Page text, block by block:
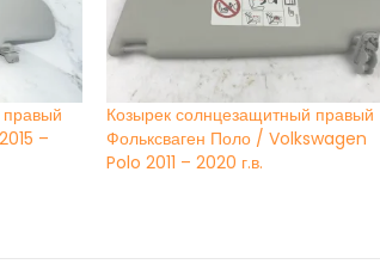
–
Козырек солнцезащитный правый
Фольксваген Поло / Volkswagen
Polo 2011 – 2020 г.в.